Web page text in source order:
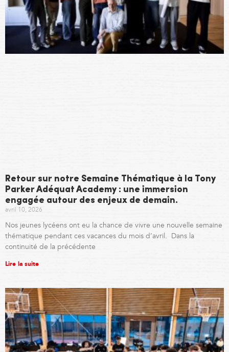
Retour sur notre Semaine Thématique à la Tony
Parker Adéquat Academy : une immersion
engagée autour des enjeux de demain.
avril 10, 2026
Nos jeunes lycéens ont eu la chance de vivre une nouvelle semaine
thématique pendant ces vacances du mois d’avril. Dans la
continuité de la précédente
Lire la suite